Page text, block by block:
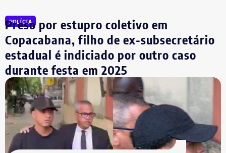
POLÍCIA
Preso por estupro coletivo em
Copacabana, filho de ex-subsecretário
estadual é indiciado por outro caso
durante festa em 2025